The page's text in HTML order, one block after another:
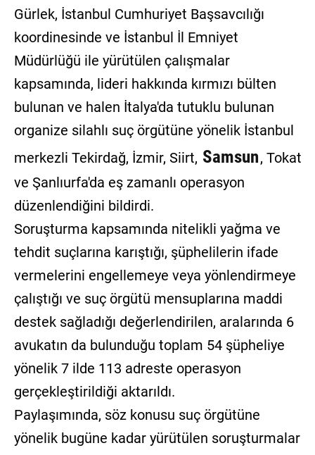
Gürlek, İstanbul Cumhuriyet Başsavcılığı
koordinesinde ve İstanbul İl Emniyet
Müdürlüğü ile yürütülen çalışmalar
kapsamında, lideri hakkında kırmızı bülten
bulunan ve halen İtalya'da tutuklu bulunan
organize silahlı suç örgütüne yönelik İstanbul
merkezli Tekirdağ, İzmir, Siirt, Samsun, Tokat
ve Şanlıurfa'da eş zamanlı operasyon
düzenlendiğini bildirdi.
Soruşturma kapsamında nitelikli yağma ve
tehdit suçlarına karıştığı, şüphelilerin ifade
vermelerini engellemeye veya yönlendirmeye
çalıştığı ve suç örgütü mensuplarına maddi
destek sağladığı değerlendirilen, aralarında 6
avukatın da bulunduğu toplam 54 şüpheliye
yönelik 7 ilde 113 adreste operasyon
gerçekleştirildiği aktarıldı.
Paylaşımında, söz konusu suç örgütüne
yönelik bugüne kadar yürütülen soruşturmalar